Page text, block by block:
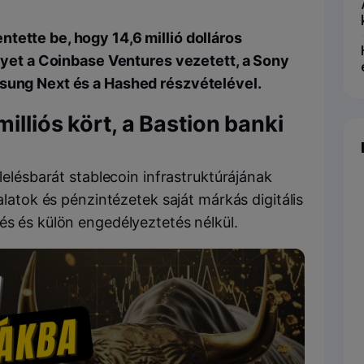
be, hogy 14,6 millió dolláros
a Coinbase Ventures vezetett, a Sony
Next és a Hashed részvételével.
kört, a Bastion banki
stablecoin infrastruktúrájának
és pénzintézetek saját márkás digitális
és külön engedélyeztetés nélkül.